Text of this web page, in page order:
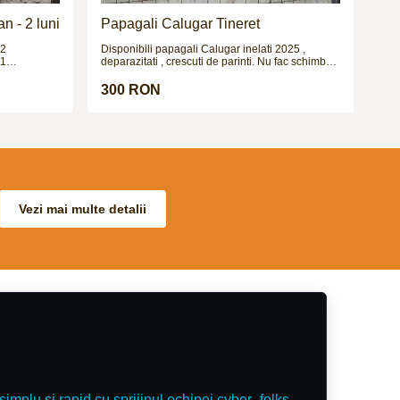
- 2 luni
la
este
Papagali Calugar Tineret
Disponibili papagali Calugar inelati 2025 ,
deparazitati , crescuti de parinti. Nu fac schimburi
300 RON
Vezi mai multe detalii